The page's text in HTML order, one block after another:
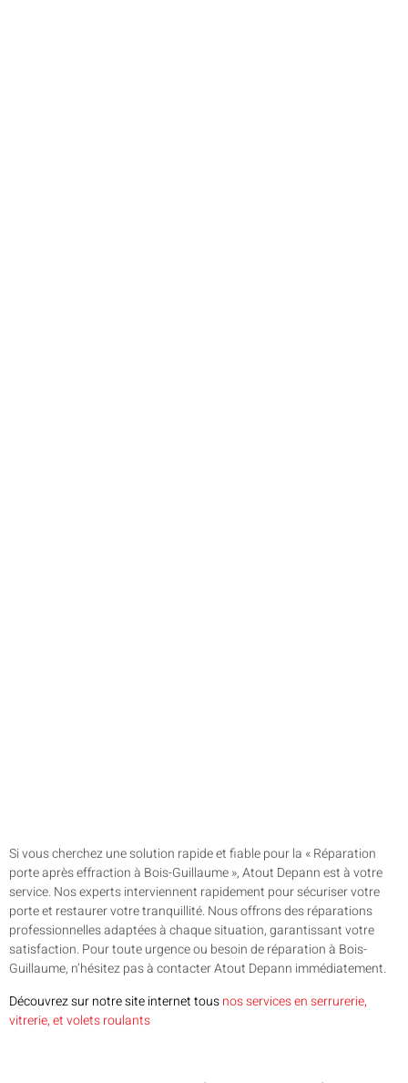
Si vous cherchez une solution rapide et fiable pour la « Réparation
porte après effraction à Bois-Guillaume », Atout Depann est à votre
service. Nos experts interviennent rapidement pour sécuriser votre
porte et restaurer votre tranquillité. Nous offrons des réparations
professionnelles adaptées à chaque situation, garantissant votre
satisfaction. Pour toute urgence ou besoin de réparation à Bois-
Guillaume, n’hésitez pas à contacter Atout Depann immédiatement.
Découvrez sur notre site internet tousnos services en serrurerie,
vitrerie, et volets roulants